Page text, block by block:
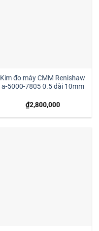
Kim đo máy CMM Renishaw
a-5000-7805 0.5 dài 10mm
₫2,800,000